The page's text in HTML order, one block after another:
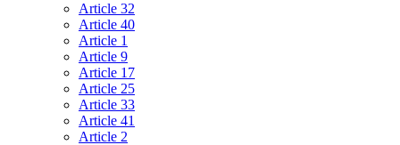
Article 32
Article 40
Article 1
Article 9
Article 17
Article 25
Article 33
Article 41
Article 2